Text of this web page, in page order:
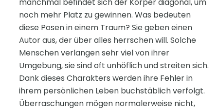
manchmal befindet sich der Körper diagonal, um
noch mehr Platz zu gewinnen. Was bedeuten
diese Posen in einem Traum? Sie geben einen
Autor aus, der über alles herrschen will. Solche
Menschen verlangen sehr viel von ihrer
Umgebung, sie sind oft unhöflich und streiten sich.
Dank dieses Charakters werden ihre Fehler in
ihrem persönlichen Leben buchstäblich verfolgt.
Überraschungen mögen normalerweise nicht,